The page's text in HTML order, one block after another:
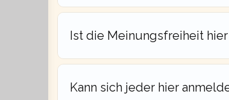
Ist die Meinungsfreiheit
Kann sich jeder hier